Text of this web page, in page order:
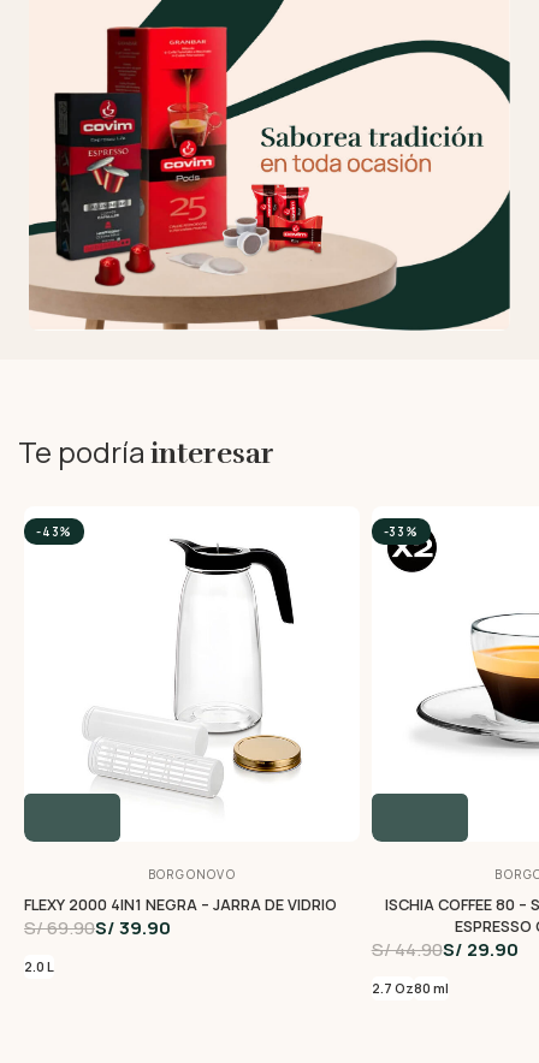
Te podría interesar
-43%
BORGONOVO
FLEXY 2000 4IN1 NEGRA – JARRA DE VIDRIO
S/ 69.90S/ 39.90
2.0 L
-33%
ISCHIA COFFEE 80 –
S/ 44.90S/ 29.90
2.7 Oz80 ml